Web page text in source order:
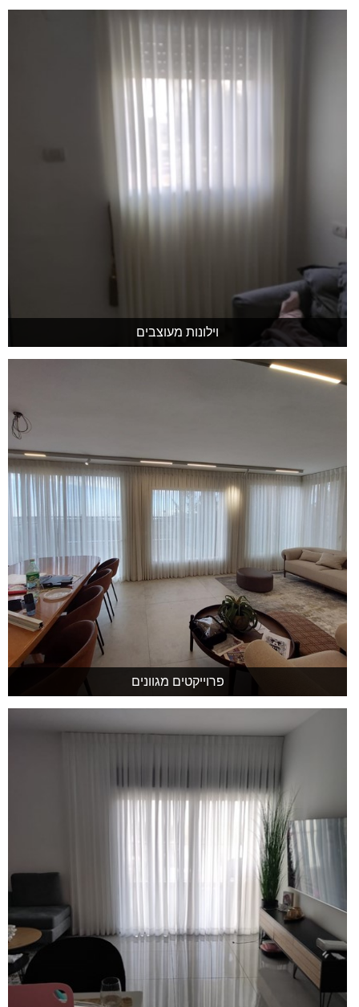
וילונות מעוצבים
פרוייקטים מגוונים